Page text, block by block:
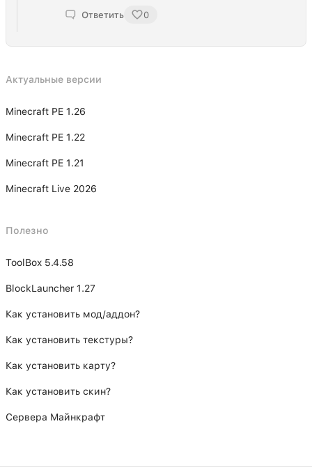
Ответить 0
Актуальные версии
Minecraft PE 1.26
Minecraft PE 1.22
Minecraft PE 1.21
Minecraft Live 2026
Полезно
ToolBox 5.4.58
BlockLauncher 1.27
Как установить мод/аддон?
Как установить текстуры?
Как установить карту?
Как установить скин?
Сервера Майнкрафт